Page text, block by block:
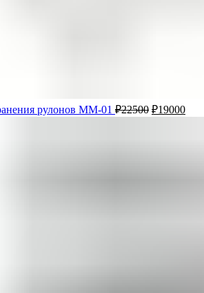
рулонов ММ-01 ₽22500 ₽19000